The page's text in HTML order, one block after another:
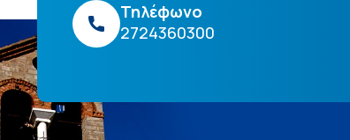
Τηλέφωνο
2724360300